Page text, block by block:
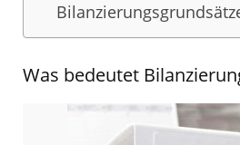
Was bedeutet